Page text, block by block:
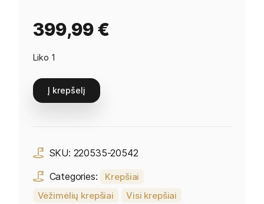
399,99€
Liko 1
Į krepšelį
SKU: 220535-20542
Categories:
Krepšiai
Vėžimėlių krepšiai
Visi krepšiai